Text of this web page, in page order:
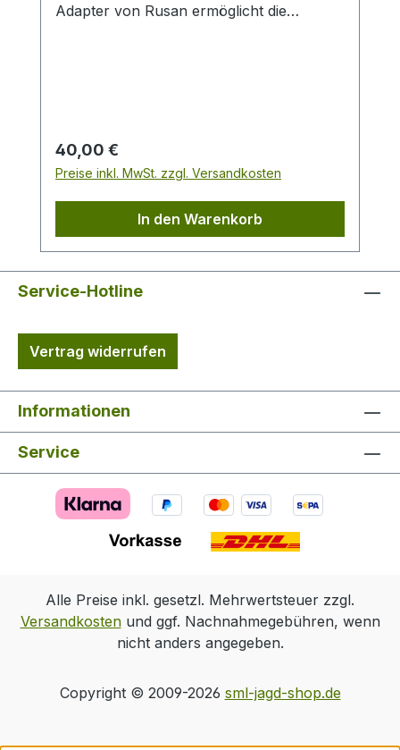
Adapter von Rusan ermöglicht die
erfolgt ohne Werkzeug und
schnell. Gewinde: M35 x 075
Regulärer Preis:
40,00 €
Preise inkl. MwSt. zzgl. Versandkosten
In den Warenkorb
Service-Hotline
Vertrag widerrufen
Informationen
Service
Alle Preise inkl. gesetzl. Mehrwertsteuer zzgl.
Versandkostenund ggf. Nachnahmegebühren, wenn
nicht anders angegeben.
Copyright © 2009-2026 sml-jagd-shop.de